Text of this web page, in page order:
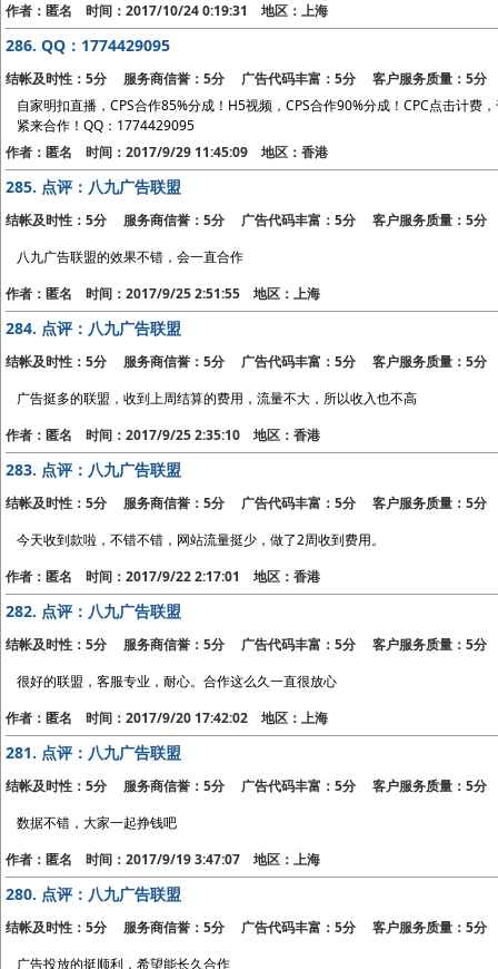
作者：匿名 时间：2017/10/24 0:19:31 地区：上海
286.QQ：1774429095
结帐及时性：5分 服务商信誉：5分 广告代码丰富：5分 客户服务质量：5分
自家明扣直播，CPS合作85%分成！H5视频，CPS合作90%分成！CPC点击计费
紧来合作！QQ：1774429095
作者：匿名 时间：2017/9/29 11:45:09 地区：香港
285. 点评：八九广告联盟
结帐及时性：5分 服务商信誉：5分 广告代码丰富：5分 客户服务质量：5分
八九广告联盟的效果不错，会一直合作
作者：匿名 时间：2017/9/25 2:51:55 地区：上海
284. 点评：八九广告联盟
结帐及时性：5分 服务商信誉：5分 广告代码丰富：5分 客户服务质量：5分
广告挺多的联盟，收到上周结算的费用，流量不大，所以收入也不高
作者：匿名 时间：2017/9/25 2:35:10 地区：香港
283. 点评：八九广告联盟
结帐及时性：5分 服务商信誉：5分 广告代码丰富：5分 客户服务质量：5分
今天收到款啦，不错不错，网站流量挺少，做了2周收到费用。
作者：匿名 时间：2017/9/22 2:17:01 地区：香港
282. 点评：八九广告联盟
结帐及时性：5分 服务商信誉：5分 广告代码丰富：5分 客户服务质量：5分
很好的联盟，客服专业，耐心。合作这么久一直很放心
作者：匿名 时间：2017/9/20 17:42:02 地区：上海
281. 点评：八九广告联盟
结帐及时性：5分 服务商信誉：5分 广告代码丰富：5分 客户服务质量：5分
数据不错，大家一起挣钱吧
作者：匿名 时间：2017/9/19 3:47:07 地区：上海
280. 点评：八九广告联盟
结帐及时性：5分 服务商信誉：5分 广告代码丰富：5分 客户服务质量：5分
广告投放的挺顺利，希望能长久合作